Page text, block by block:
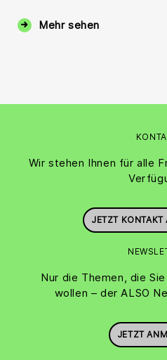
Mehr sehen
Wir stehen Ihnen für alle
JETZT KONTAKT
Nur die Themen, die
wollen – der ALSO
JETZT